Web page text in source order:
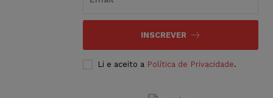
INSCREVER
Li e aceito a Política de Privacidade.